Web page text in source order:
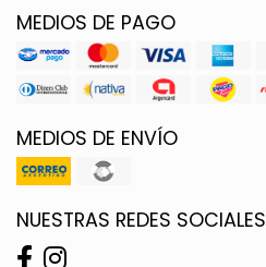
MEDIOS DE PAGO
MEDIOS DE ENVÍO
NUESTRAS REDES SOCIALES